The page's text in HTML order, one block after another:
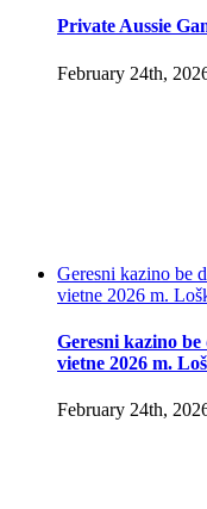
Private Aussie
February 24th,
Geresni kazino be
vietne 2026 m.
Geresni kazino
vietne 2026 m.
February 24th,